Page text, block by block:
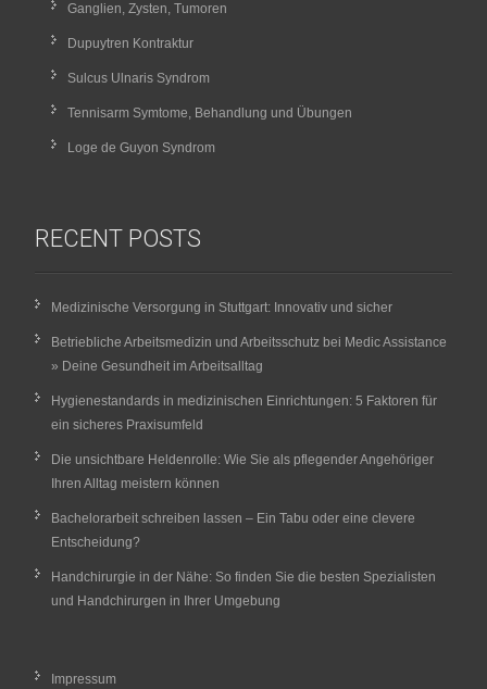
Ganglien, Zysten, Tumoren
Dupuytren Kontraktur
Sulcus Ulnaris Syndrom
Tennisarm Symtome, Behandlung und Übungen
Loge de Guyon Syndrom
RECENT POSTS
Medizinische Versorgung in Stuttgart: Innovativ und sicher
Betriebliche Arbeitsmedizin und Arbeitsschutz bei Medic Assistance
» Deine Gesundheit im Arbeitsalltag
Hygienestandards in medizinischen Einrichtungen: 5 Faktoren für
ein sicheres Praxisumfeld
Die unsichtbare Heldenrolle: Wie Sie als pflegender Angehöriger
Ihren Alltag meistern können
Bachelorarbeit schreiben lassen – Ein Tabu oder eine clevere
Entscheidung?
Handchirurgie in der Nähe: So finden Sie die besten Spezialisten
und Handchirurgen in Ihrer Umgebung
Impressum